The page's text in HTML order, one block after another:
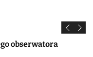
obserwatora